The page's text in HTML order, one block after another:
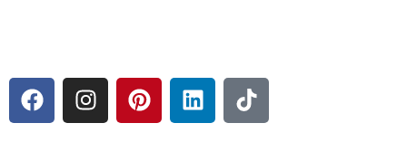
F
A
C
I
N
S
P
I
N
L
I
N
T
I
K